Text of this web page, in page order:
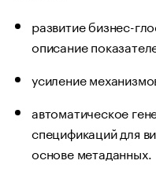
развитие бизнес-
описание
усиление
автоматическое
спецификаций для
основе метаданных.